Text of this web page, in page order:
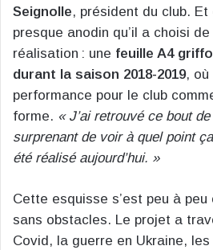
Seignolle, président du club. Et
presque anodin qu’il a choisi
réalisation : une feuille A4
durant la saison 2018-2019, où
performance pour le club
forme. « J’ai retrouvé ce bout
surprenant de voir à quel point
été réalisé aujourd’hui. »
Cette esquisse s’est peu à
sans obstacles. Le projet a
Covid, la guerre en Ukraine,